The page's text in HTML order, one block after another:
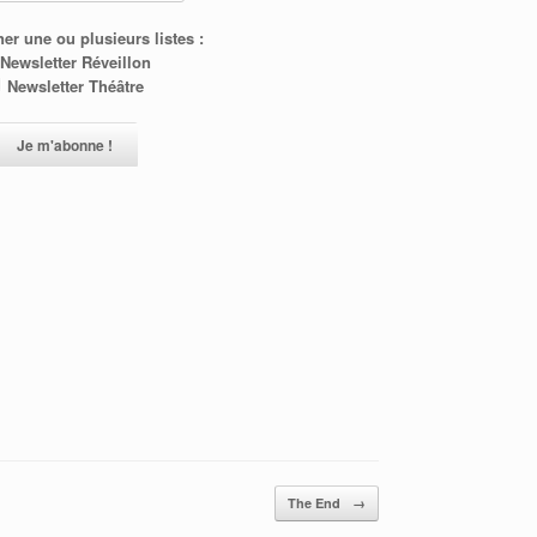
une ou plusieurs listes :
Newsletter Réveillon
Newsletter Théâtre
The End →